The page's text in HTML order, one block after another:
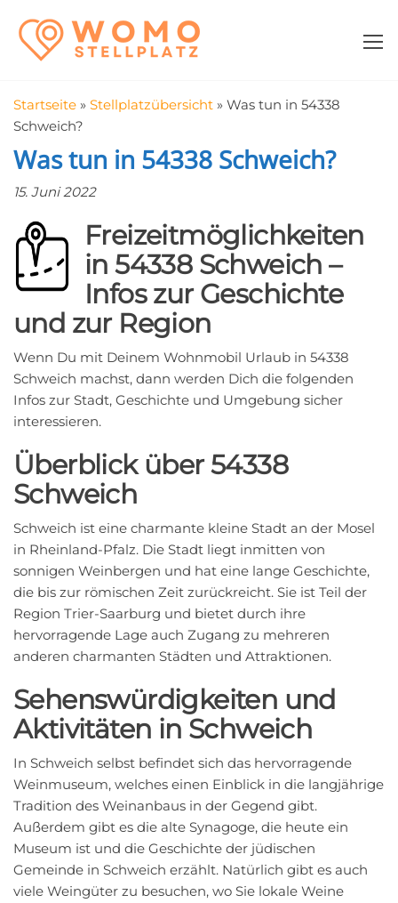
Inhalt
springen
in der Nähe
Startseite » Stellplatzübersicht » Was tun in 54338
Schweich?
Was tun in 54338 Schweich?
15. Juni 2022
Freizeitmöglichkeiten
in 54338 Schweich –
Infos zur Geschichte
und zur Region
Wenn Du mit Deinem Wohnmobil Urlaub in 54338
Schweich machst, dann werden Dich die folgenden
Infos zur Stadt, Geschichte und Umgebung sicher
interessieren.
Überblick über 54338
Schweich
Schweich ist eine charmante kleine Stadt an der Mosel
in Rheinland-Pfalz. Die Stadt liegt inmitten von
sonnigen Weinbergen und hat eine lange Geschichte,
die bis zur römischen Zeit zurückreicht. Sie ist Teil der
Region Trier-Saarburg und bietet durch ihre
hervorragende Lage auch Zugang zu mehreren
anderen charmanten Städten und Attraktionen.
Sehenswürdigkeiten und
Aktivitäten in Schweich
In Schweich selbst befindet sich das hervorragende
Weinmuseum, welches einen Einblick in die langjährige
Tradition des Weinanbaus in der Gegend gibt.
Außerdem gibt es die alte Synagoge, die heute ein
Museum ist und die Geschichte der jüdischen
Gemeinde in Schweich erzählt. Natürlich gibt es auch
viele Weingüter zu besuchen, wo Sie lokale Weine